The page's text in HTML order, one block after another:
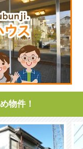
物件！